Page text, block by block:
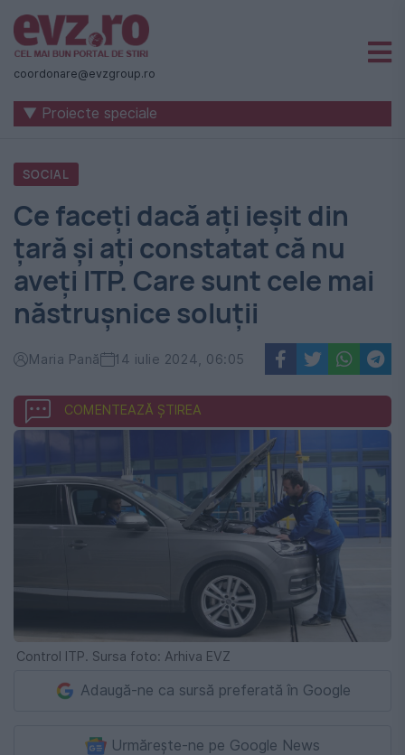
Știri
naționale
internaționale
România
-
Evenimentul
Zilei
coordonare@evzgroup.ro
▼ Proiecte speciale
SOCIAL
Ce faceți dacă ați ieșit din
țară și ați constatat că nu
aveți ITP. Care sunt cele mai
năstrușnice soluții
Maria Pană 14 iulie 2024, 06:05
COMENTEAZĂ ȘTIREA
Control ITP. Sursa foto: Arhiva EVZ
Adaugă-ne ca sursă preferată în Google
Urmărește-ne pe Google News